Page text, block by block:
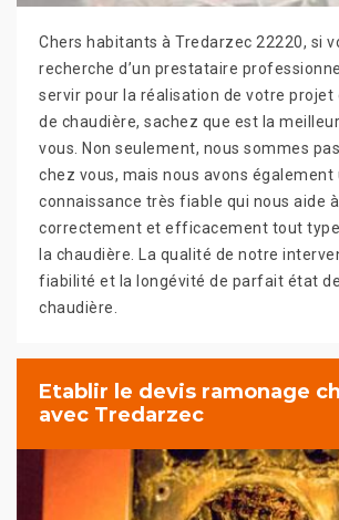
Chers habitants à Tredarzec 22220, si
recherche d’un prestataire
servir pour la réalisation de votre projet
de chaudière, sachez que est la
vous. Non seulement, nous sommes
chez vous, mais nous avons également
connaissance très fiable qui nous aide
correctement et efficacement tout
la chaudière. La qualité de notre
fiabilité et la longévité de parfait état
chaudière.
Etablir le devis ramonage
avec Tredarzec